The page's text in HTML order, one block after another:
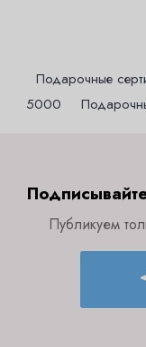
Подарочные
5000
Публикуем